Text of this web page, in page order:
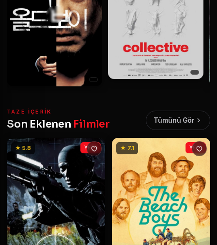
TAZE IÇERIK
Son Eklenen Filmler Tümünü Gör
★ 5.8 YENİ ★ 7.1 YENİ